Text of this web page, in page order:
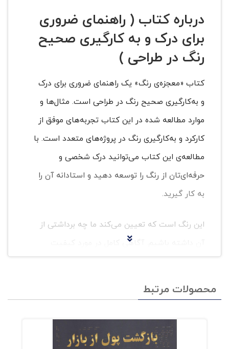
درباره کتاب ( راهنمای ضروری
برای درک و به کارگیری صحیح
رنگ در طراحی )
کتاب «معجزه‌ی رنگ» یک راهنمای ضروری برای درک
و به‌کارگیری صحیح رنگ در طراحی است. مثال‌ها و
موارد مطالعه شده در این کتاب تجربه‌های موفق از
کارکرد و به‌کارگیری رنگ در پروژه‌های متعدد است. با
مطالعه‌ی این کتاب می‌توانید درک شخصی و
حرفه‌ای‌تان از رنگ را توسعه دهید و استادانه آن را
به کار گیرید.
این رنگ است که تعیین می‌کند ما چه برداشتی از
آن داشته باشیم. آگاهی کامل در مورد کیفیت
رسیدن به نتیجه‌ی مطلوب پیدا کنیم.
فهرستکتاب ( راهنمای ضروری
محصولات مرتبط